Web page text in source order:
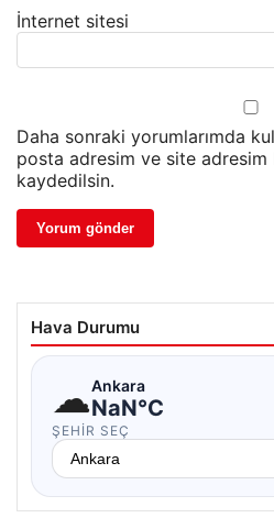
İnternet sitesi
Daha sonraki yorumlarımda
posta adresim ve site adresim
kaydedilsin.
Hava Durumu
☁Ankara
NaN°C
ŞEHIR SEÇ